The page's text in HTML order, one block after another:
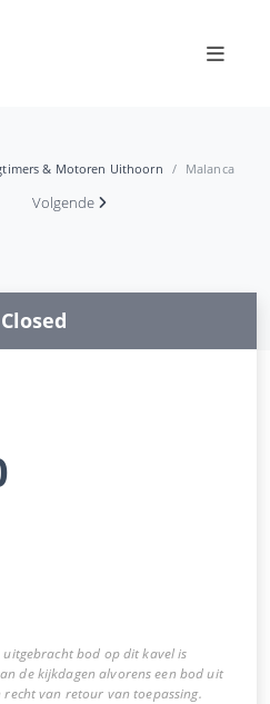
& Motoren Uithoorn Malanca
Volgende
Closed
uitgebracht bod op dit kavel is
de kijkdagen alvorens een bod uit
van retour van toepassing.